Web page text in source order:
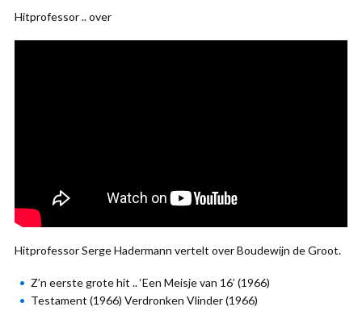
Hitprofessor .. over
Hitprofessor Serge Hadermann vertelt over Boudewijn de Groot.
Z’n eerste grote hit .. ‘Een Meisje van 16’ (1966)
Testament (1966) Verdronken Vlinder (1966)